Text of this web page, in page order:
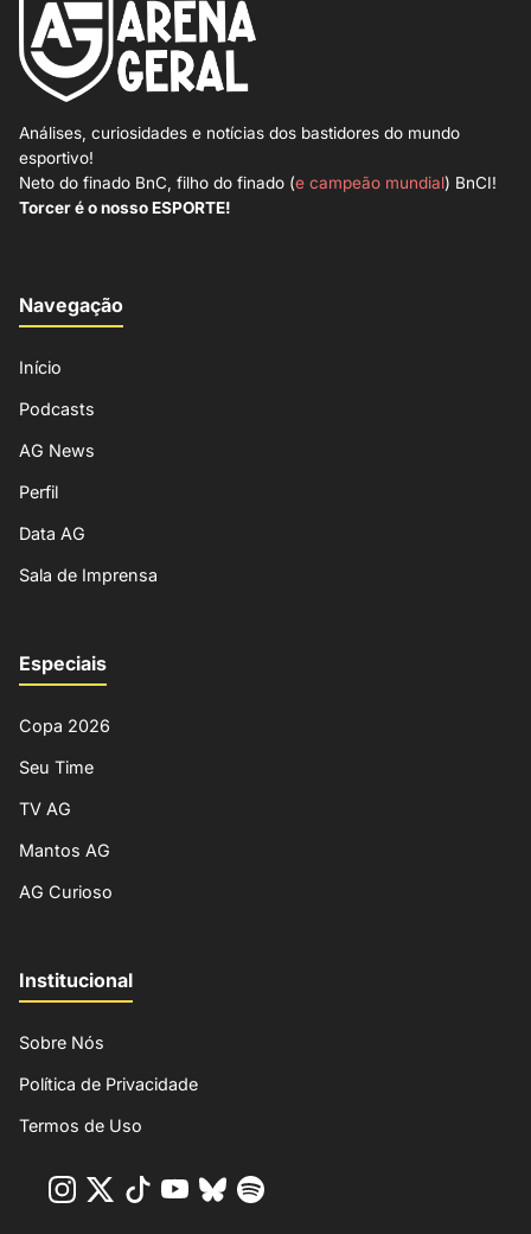
Análises, curiosidades e notícias dos bastidores do mundo
esportivo!
Neto do finado BnC, filho do finado (e campeão mundial) BnCI!
Torcer é o nosso ESPORTE!
Navegação
Início
Podcasts
AG News
Perfil
Data AG
Sala de Imprensa
Especiais
Copa 2026
Seu Time
TV AG
Mantos AG
AG Curioso
Institucional
Sobre Nós
Política de Privacidade
Termos de Uso